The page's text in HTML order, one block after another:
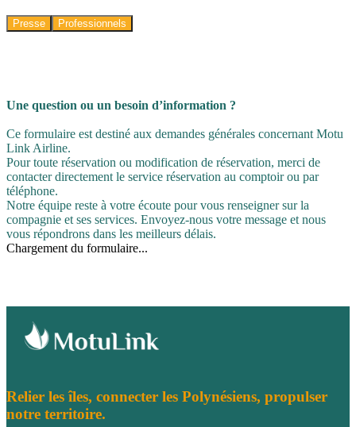
Presse Professionnels
Une question ou un besoin d’information ?
Ce formulaire est destiné aux demandes générales concernant Motu
Link Airline.
Pour toute réservation ou modification de réservation, merci de
contacter directement le service réservation au comptoir ou par
téléphone.
Notre équipe reste à votre écoute pour vous renseigner sur la
compagnie et ses services. Envoyez-nous votre message et nous
vous répondrons dans les meilleurs délais.
Chargement du formulaire...
Relier les îles, connecter les Polynésiens, propulser
notre territoire.